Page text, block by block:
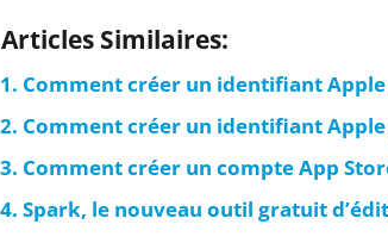
Articles Similaires:
Comment créer un identifiant
Comment créer un identifiant
Comment créer un compte App
Spark, le nouveau outil gratuit